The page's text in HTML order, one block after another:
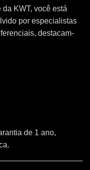
KWT, você está
por especialistas
destacam-
de 1 ano,